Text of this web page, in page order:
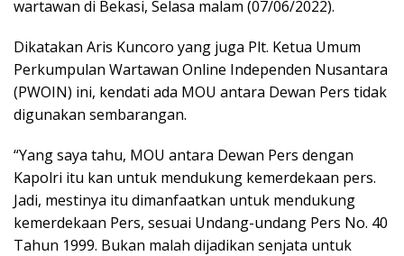
wartawan di Bekasi, Selasa malam (07/06/2022).
Dikatakan Aris Kuncoro yang juga Plt. Ketua Umum
Perkumpulan Wartawan Online Independen Nusantara
(PWOIN) ini, kendati ada MOU antara Dewan Pers tidak
digunakan sembarangan.
“Yang saya tahu, MOU antara Dewan Pers dengan
Kapolri itu kan untuk mendukung kemerdekaan pers.
Jadi, mestinya itu dimanfaatkan untuk mendukung
kemerdekaan Pers, sesuai Undang-undang Pers No. 40
Tahun 1999. Bukan malah dijadikan senjata untuk